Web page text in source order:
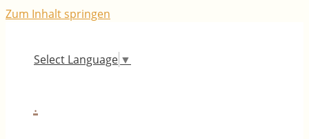
Zum Inhalt springen
Select Language ▼
.